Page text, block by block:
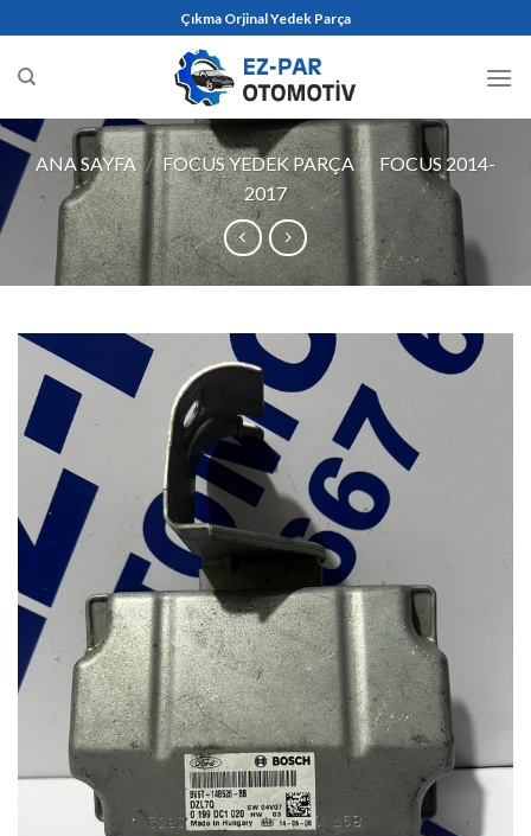
to
content
Çıkma Orjinal Yedek Parça
ANA SAYFA / FOCUS YEDEK PARÇA / FOCUS 2014-
2017